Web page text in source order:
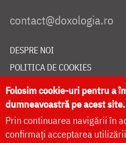
DESPRE NOI
POLITICA DE COOKIES
DONEAZĂ ONLINE PENTRU
LIVE
Folosim cookie-uri pentru a
dumneavoastră pe acest site.
Prin continuarea navigării în
confirmați acceptarea